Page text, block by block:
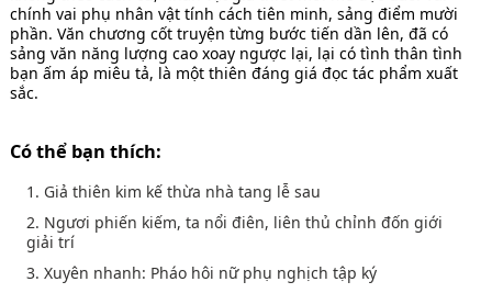
chính vai phụ nhân vật tính cách tiên minh, sảng điểm mười
phần. Văn chương cốt truyện từng bước tiến dần lên, đã có
sảng văn năng lượng cao xoay ngược lại, lại có tình thân tình
bạn ấm áp miêu tả, là một thiên đáng giá đọc tác phẩm xuất
sắc.
Có thể bạn thích:
1. Giả thiên kim kế thừa nhà tang lễ sau
2. Ngươi phiến kiếm, ta nổi điên, liên thủ chỉnh đốn giới
giải trí
3. Xuyên nhanh: Pháo hôi nữ phụ nghịch tập ký